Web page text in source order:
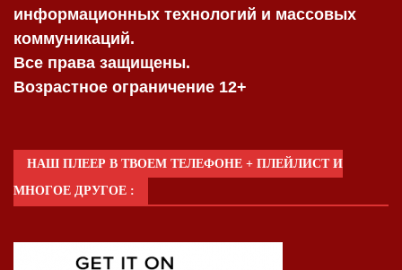
информационных технологий и массовых
коммуникаций.
Все права защищены.
Возрастное ограничение 12+
НАШ ПЛЕЕР В ТВОЕМ ТЕЛЕФОНЕ + ПЛЕЙЛИСТ И
МНОГОЕ ДРУГОЕ :